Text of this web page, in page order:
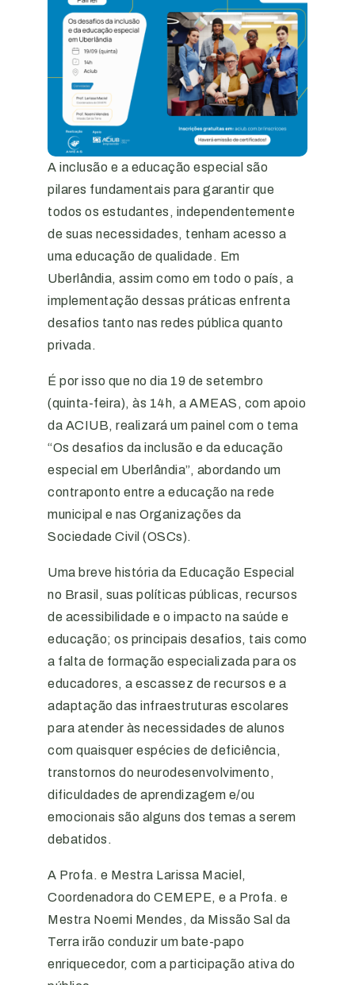
A inclusão e a educação especial são
pilares fundamentais para garantir que
todos os estudantes, independentemente
de suas necessidades, tenham acesso a
uma educação de qualidade. Em
Uberlândia, assim como em todo o país, a
implementação dessas práticas enfrenta
desafios tanto nas redes pública quanto
privada.
É por isso que no dia 19 de setembro
(quinta-feira), às 14h, a AMEAS, com apoio
da ACIUB, realizará um painel com o tema
“Os desafios da inclusão e da educação
especial em Uberlândia”, abordando um
contraponto entre a educação na rede
municipal e nas Organizações da
Sociedade Civil (OSCs).
Uma breve história da Educação Especial
no Brasil, suas políticas públicas, recursos
de acessibilidade e o impacto na saúde e
educação; os principais desafios, tais como
a falta de formação especializada para os
educadores, a escassez de recursos e a
adaptação das infraestruturas escolares
para atender às necessidades de alunos
com quaisquer espécies de deficiência,
transtornos do neurodesenvolvimento,
dificuldades de aprendizagem e/ou
emocionais são alguns dos temas a serem
debatidos.
A Profa. e Mestra Larissa Maciel,
Coordenadora do CEMEPE, e a Profa. e
Mestra Noemi Mendes, da Missão Sal da
Terra irão conduzir um bate-papo
enriquecedor, com a participação ativa do